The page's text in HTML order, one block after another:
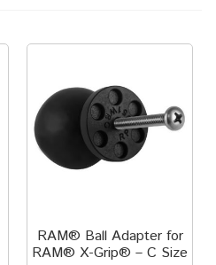
RAM® Ball Adapter for
RAM® X-Grip® – C Size